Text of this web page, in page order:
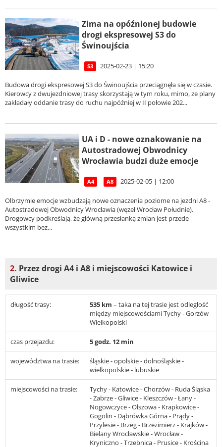
Zima na opóźnionej budowie
drogi ekspresowej S3 do
Świnoujścia
S3 2025-02-23 | 15:20
Budowa drogi ekspresowej S3 do Świnoujścia przeciągnęła się w czasie.
Kierowcy z dwujezdniowej trasy skorzystają w tym roku, mimo, ze plany
zakładały oddanie trasy do ruchu najpóźniej w II połowie 202...
UA i D - nowe oznakowanie na
Autostradowej Obwodnicy
Wrocławia budzi duże emocje
A4 A8 2025-02-05 | 12:00
Olbrzymie emocje wzbudzają nowe oznaczenia poziome na jezdni A8 -
Autostradowej Obwodnicy Wrocławia (węzeł Wrocław Południe).
Drogowcy podkreślają, że główną przesłanką zmian jest przede
wszystkim bez...
2. Przez drogi A4 i A8 i miejscowości Katowice i
Gliwice
długość trasy: 535 km – taka na tej trasie jest odległość
między miejscowościami Tychy - Gorzów
Wielkopolski
czas przejazdu: 5 godz. 12 min
województwa na trasie:
śląskie - opolskie - dolnośląskie -
wielkopolskie - lubuskie
miejscowości na trasie:
Tychy - Katowice - Chorzów - Ruda Śląska
- Zabrze - Gliwice - Kleszczów - Łany -
Nogowczyce - Olszowa - Krapkowice -
Gogolin - Dąbrówka Górna - Prądy -
Przylesie - Brzeg - Brzezimierz - Krajków -
Bielany Wrocławskie - Wrocław -
Kryniczno - Trzebnica - Prusice - Krościna